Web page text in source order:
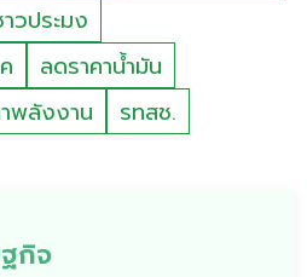
วประมง
ลดราคาน้ำมัน
พลังงาน รทสช.
กิจ